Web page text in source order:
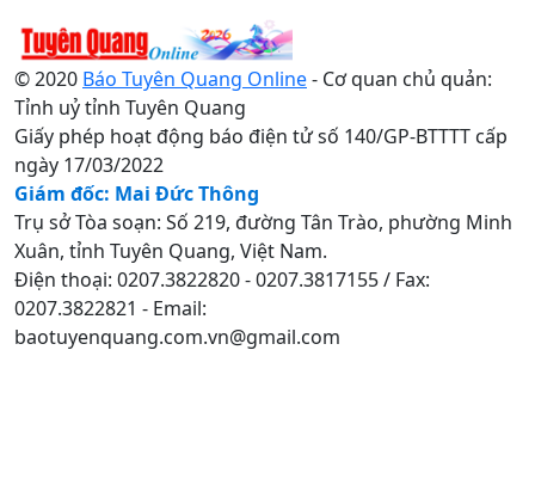
© 2020 Báo Tuyên Quang Online- Cơ quan chủ quản:
Tỉnh uỷ tỉnh Tuyên Quang
Giấy phép hoạt động báo điện tử số 140/GP-BTTTT cấp
ngày 17/03/2022
Giám đốc: Mai Đức Thông
Trụ sở Tòa soạn: Số 219, đường Tân Trào, phường Minh
Xuân, tỉnh Tuyên Quang, Việt Nam.
Điện thoại: 0207.3822820 - 0207.3817155 / Fax:
0207.3822821 - Email:
baotuyenquang.com.vn@gmail.com